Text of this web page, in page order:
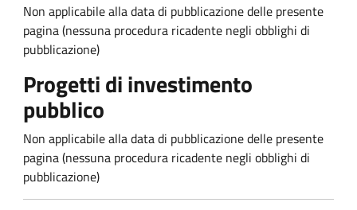
Non applicabile alla data di pubblicazione delle presente
pagina (nessuna procedura ricadente negli obblighi di
pubblicazione)
Progetti di investimento
pubblico
Non applicabile alla data di pubblicazione delle presente
pagina (nessuna procedura ricadente negli obblighi di
pubblicazione)